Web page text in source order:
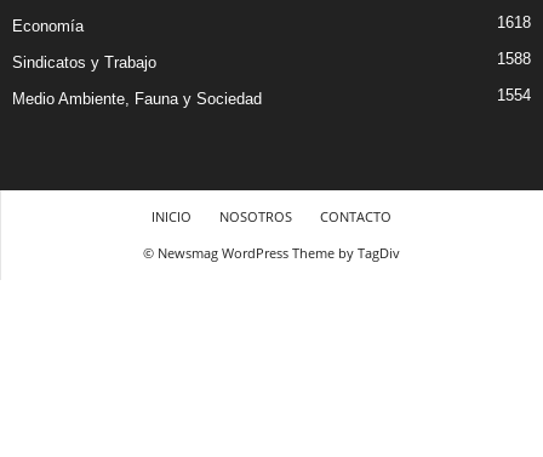
Economía 1618
Sindicatos y Trabajo 1588
Medio Ambiente, Fauna y Sociedad 1554
INICIO NOSOTROS
CONTACTO
© Newsmag WordPress Theme by TagDiv